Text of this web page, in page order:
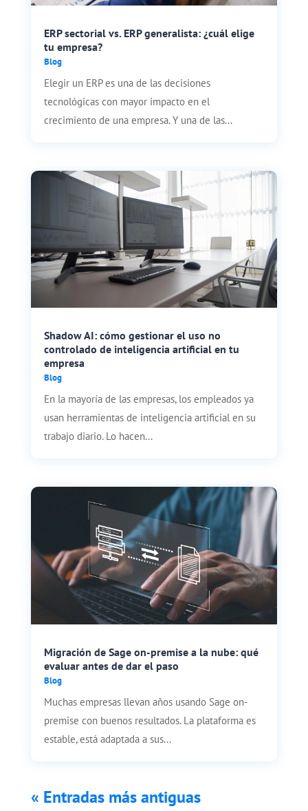
ERP sectorial vs. ERP generalista: ¿cuál elige
tu empresa?
Blog
Elegir un ERP es una de las decisiones
tecnológicas con mayor impacto en el
crecimiento de una empresa. Y una de las...
Shadow AI: cómo gestionar el uso no
controlado de inteligencia artificial en tu
empresa
Blog
En la mayoría de las empresas, los empleados ya
usan herramientas de inteligencia artificial en su
trabajo diario. Lo hacen...
Migración de Sage on-premise a la nube: qué
evaluar antes de dar el paso
Blog
Muchas empresas llevan años usando Sage on-
premise con buenos resultados. La plataforma es
estable, está adaptada a sus...
« Entradas más antiguas